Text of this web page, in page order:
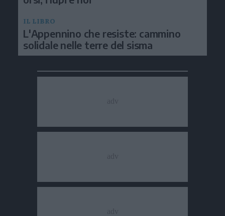
IL LIBRO
L'Appennino che resiste: cammino
solidale nelle terre del sisma